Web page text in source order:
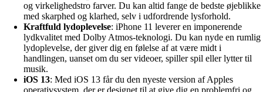
og virkelighedstro farver. Du kan altid fange de bedste øjeblikke
med skarphed og klarhed, selv i udfordrende lysforhold.
Kraftfuld lydoplevelse: iPhone 11 leverer en imponerende
lydkvalitet med Dolby Atmos-teknologi. Du kan nyde en rumlig
lydoplevelse, der giver dig en følelse af at være midt i
handlingen, uanset om du ser videoer, spiller spil eller lytter til
musik.
iOS 13: Med iOS 13 får du den nyeste version af Apples